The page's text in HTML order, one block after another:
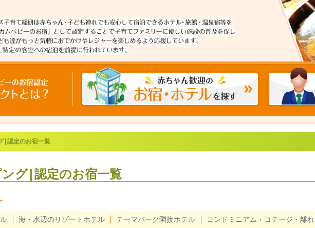
|認定のお宿一覧
グ|認定のお宿一覧
海・水辺のリゾートホテル テーマパーク隣接ホテル コンドミニアム・コテージ・離れ